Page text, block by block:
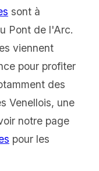
sont à
Pont de l'Arc.
viennent
pour profiter
des
Venellois, une
notre page
pour les